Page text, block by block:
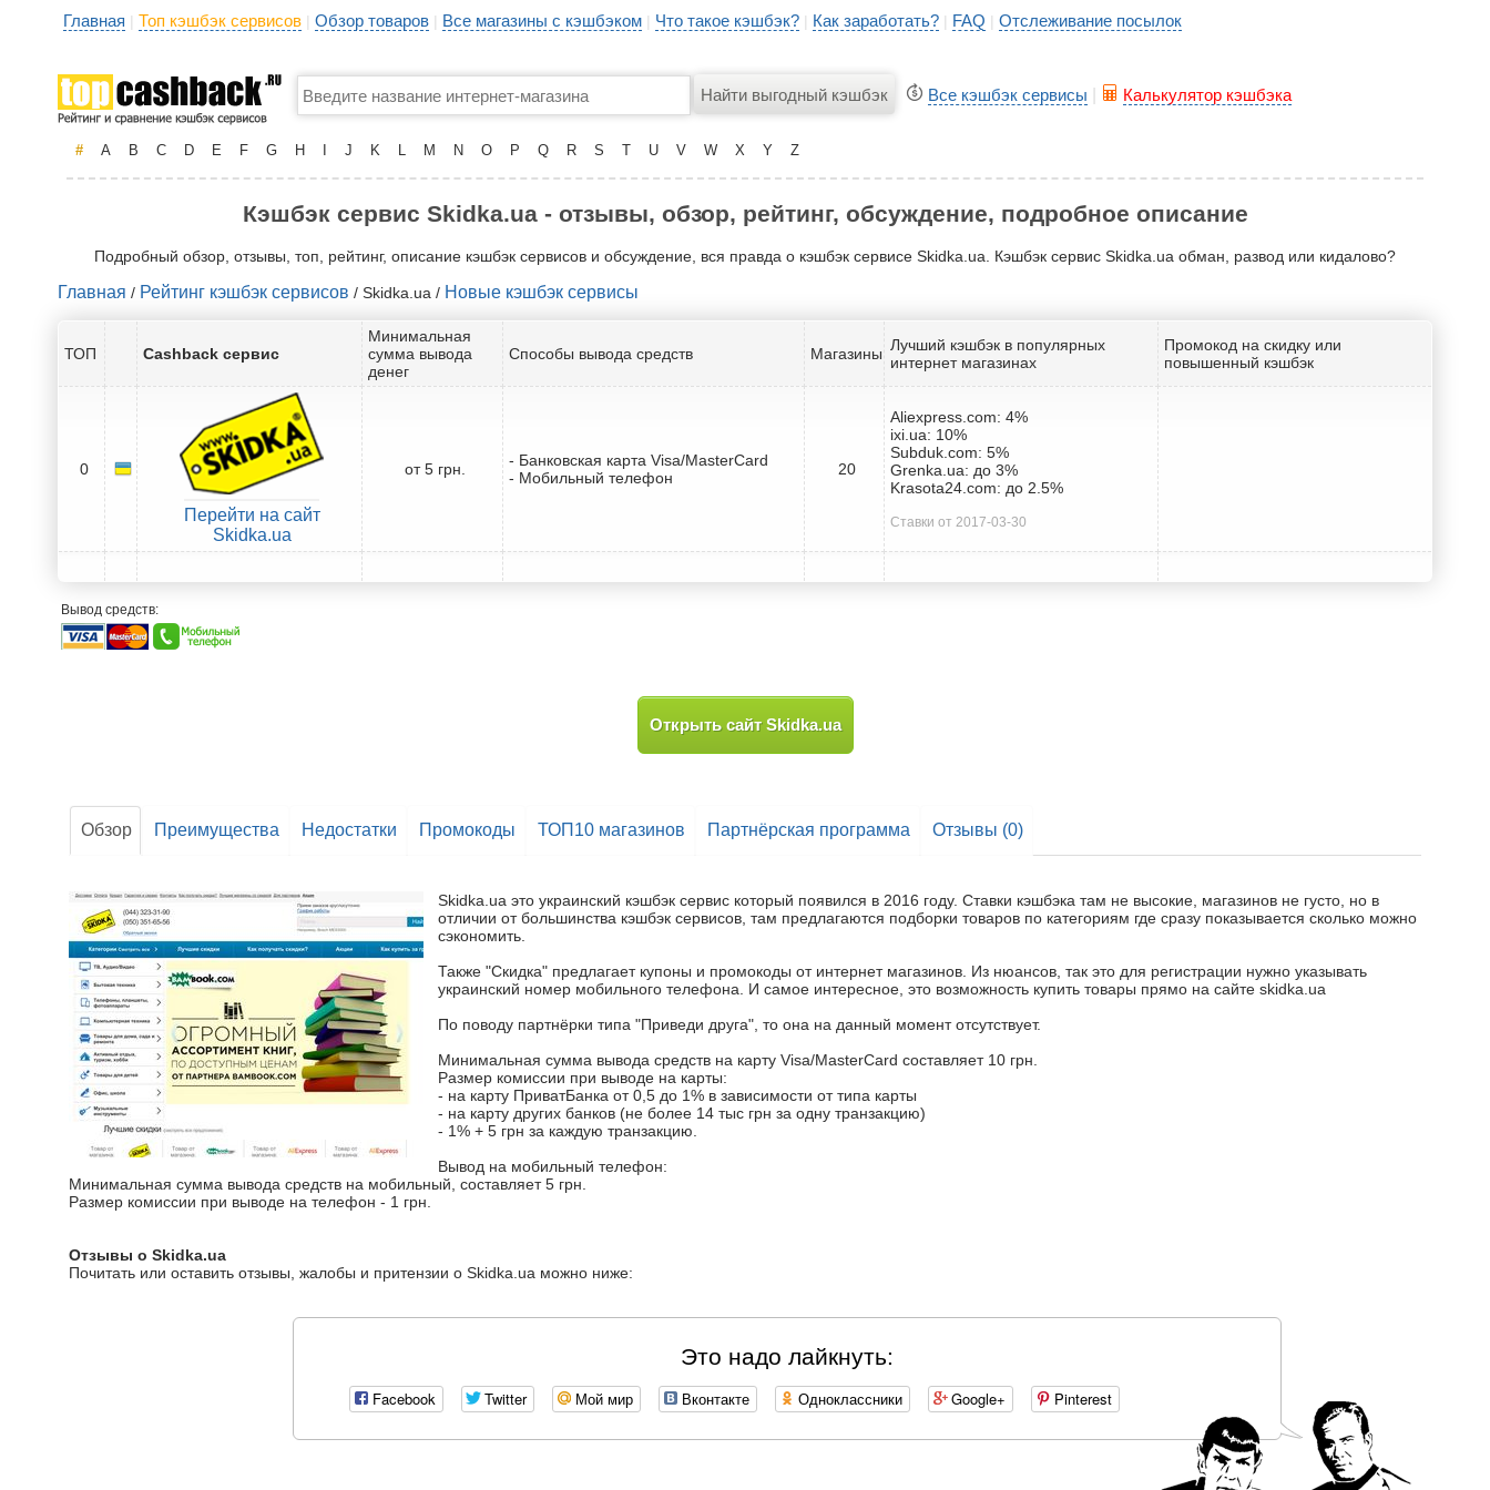
Главная | Топ кэшбэк сервисов | Обзор товаров | Все магазины с кэшбэком | Что такое кэшбэк? | Как заработать? | FAQ | Отслеживание посылок
Все кэшбэк сервисы Калькулятор кэшбэка
# A B C D E F G H J K L M N O P Q R S T U V W X Y Z
Кэшбэк сервис Skidka.ua - отзывы, обзор, рейтинг, обсуждение, подробное описание
Подробный обзор, отзывы, топ, рейтинг, описание кэшбэк сервисов и обсуждение, вся правда о кэшбэк сервисе Skidka.ua. Кэшбэк сервис Skidka.ua обман, развод или кидалово?
Главная / Рейтинг кэшбэк сервисов / Skidka.ua / Новые кэшбэк сервисы
ТОП Cashback сервис
Минимальная
сумма вывода
денег
Способы вывода средств Магазины Лучший кэшбэк в популярных
интернет магазинах
Промокод на скидку или
повышенный кэшбэк
0
Перейти на сайт
Skidka.ua
от 5 грн.
- Банковская карта Visa/MasterCard
- Мобильный телефон
20
Aliexpress.com: 4%
ixi.ua: 10%
Subduk.com: 5%
Grenka.ua: до 3%
Krasota24.com: до 2.5%
Ставки от 2017-03-30
Вывод средств:
Открыть сайт Skidka.ua
Обзор Преимущества Недостатки Промокоды ТОП10 магазинов Партнёрская программа Отзывы (0)
Skidka.ua это украинский кэшбэк сервис который появился в 2016 году. Ставки кэшбэка там не высокие, магазинов не густо, но в
отличии от большинства кэшбэк сервисов, там предлагаются подборки товаров по категориям где сразу показывается сколько можно
сэкономить.
Также "Скидка" предлагает купоны и промокоды от интернет магазинов. Из нюансов, так это для регистрации нужно указывать
украинский номер мобильного телефона. И самое интересное, это возможность купить товары прямо на сайте skidka.ua
По поводу партнёрки типа "Приведи друга", то она на данный момент отсутствует.
Минимальная сумма вывода средств на карту Visa/MasterCard составляет 10 грн.
Pазмер комиссии при выводе на карты:
- на карту ПриватБанка от 0,5 до 1% в зависимости от типа карты
- на карту других банков (не более 14 тыс грн за одну транзакцию)
- 1% + 5 грн за каждую транзакцию.
Вывод на мобильный телефон:
Минимальная сумма вывода средств на мобильный, составляет 5 грн.
Размер комиссии при выводе на телефон - 1 грн.
Отзывы о Skidka.ua
Почитать или оставить отзывы, жалобы и притензии о Skidka.ua можно ниже:
Это надо лайкнуть:
Facebook Twitter Мой мир Вконтакте Одноклассники Google+ Pinterest